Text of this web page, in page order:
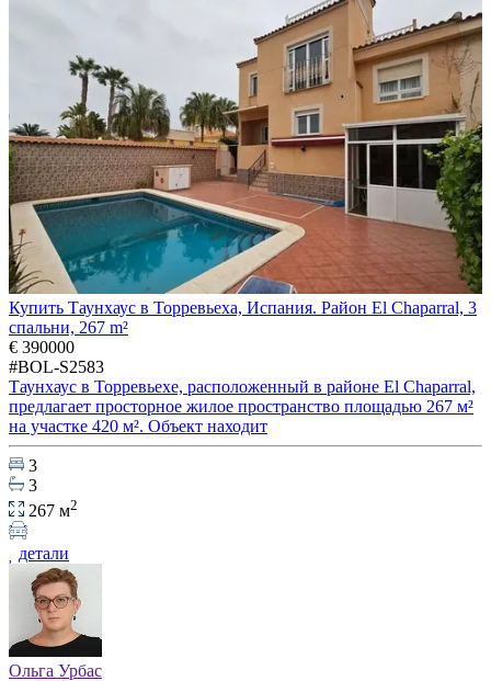
Купить Таунхаус в Торревьеха, Испания. Район El Chaparral, 3
спальни, 267 m²
€ 390000
#BOL-S2583
Таунхаус в Торревьехе, расположенный в районе El Chaparral,
предлагает просторное жилое пространство площадью 267 м²
на участке 420 м². Объект находит
3
3
267 м2
детали
Ольга Урбас